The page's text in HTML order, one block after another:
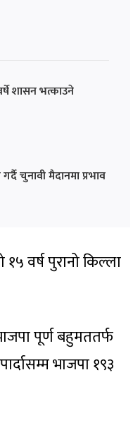
शासन भत्काउने
चुनावी मैदानमा प्रभाव
वर्ष पुरानो किल्ला
पूर्ण बहुमततर्फ
भाजपा १९३